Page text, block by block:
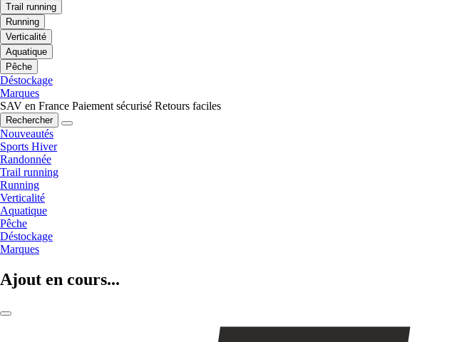
Trail running
Running
Verticalité
Aquatique
Pêche
Déstockage
Marques
SAV en France Paiement sécurisé Retours faciles
Rechercher
Nouveautés
Sports Hiver
Randonnée
Trail running
Running
Verticalité
Aquatique
Pêche
Déstockage
Marques
Ajout en cours...